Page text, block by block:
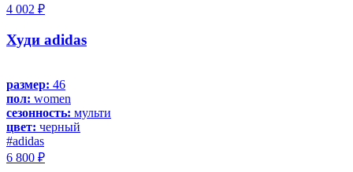
4 002 ₽
Худи adidas
размер: 46
пол: women
сезонность: мульти
цвет: черный
#adidas
6 800 ₽